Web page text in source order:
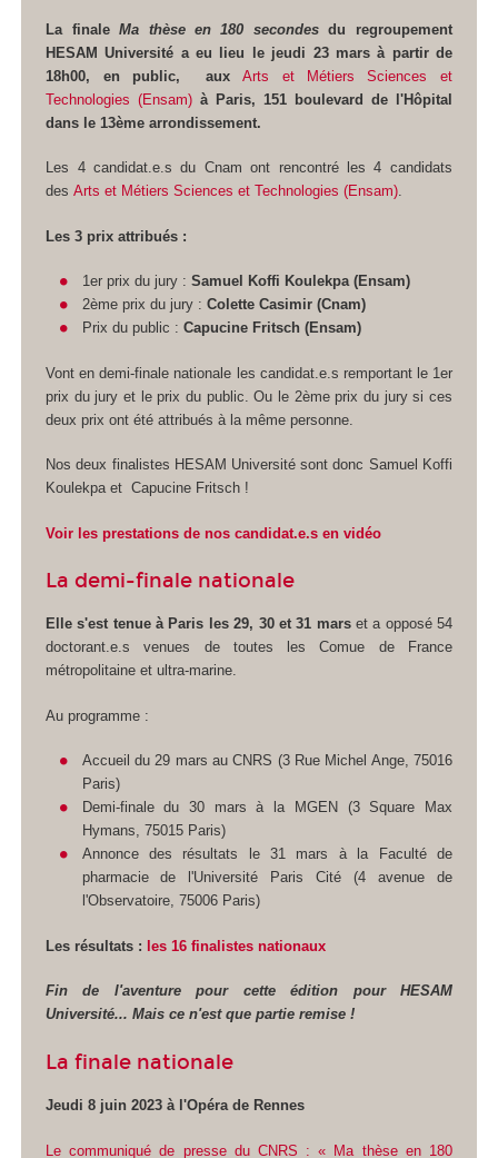
La finaleMa thèse en 180 secondesdu regroupement
HESAM Université a eu lieu le jeudi 23 mars à partir de
18h00, en public, auxArts et Métiers Sciences et
Technologies (Ensam) à Paris, 151 boulevard de l'Hôpital
dans le 13ème arrondissement.
Les 4 candidat.e.s du Cnam ont rencontré les 4 candidats
desArts et Métiers Sciences et Technologies (Ensam).
Les 3 prix attribués :
1er prix du jury : Samuel Koffi Koulekpa (Ensam)
2ème prix du jury : Colette Casimir (Cnam)
Prix du public : Capucine Fritsch (Ensam)
Vont en demi-finale nationale les candidat.e.s remportant le 1er
prix du jury et le prix du public. Ou le 2ème prix du jury si ces
deux prix ont été attribués à la même personne.
Nos deux finalistes HESAM Université sont donc Samuel Koffi
Koulekpa et Capucine Fritsch !
Voir les prestations de nos candidat.e.s en vidéo
La demi-finale nationale
Elle s'est tenue à Paris les 29, 30 et 31 marset a opposé 54
doctorant.e.s venues de toutes les Comue de France
métropolitaine et ultra-marine.
Au programme :
Accueil du 29 mars au CNRS (3 Rue Michel Ange, 75016
Paris)
Demi-finale du 30 mars à la MGEN (3 Square Max
Hymans, 75015 Paris)
Annonce des résultats le 31 mars à la Faculté de
pharmacie de l'Université Paris Cité (4 avenue de
l'Observatoire, 75006 Paris)
Les résultats : les 16 finalistes nationaux
Fin de l'aventure pour cette édition pour HESAM
Université... Mais ce n'est que partie remise !
La finale nationale
Jeudi 8 juin 2023 à l'Opéra de Rennes
Le communiqué de presse du CNRS : « Ma thèse en 180